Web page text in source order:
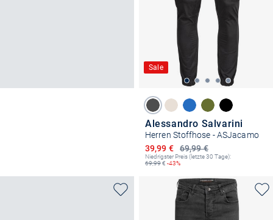
Sale
Alessandro Salvarini
Herren Stoffhose - ASJacamo
69,99 €
Ermäßigter Preis
39,99 €
Niedrigster Preis (letzte 30 Tage):
69,99€ -43%